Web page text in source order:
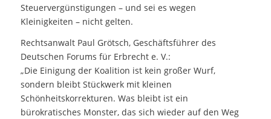
Steuervergünstigungen – und sei es wegen
Kleinigkeiten – nicht gelten.
Rechtsanwalt Paul Grötsch, Geschäftsführer des
Deutschen Forums für Erbrecht e. V.:
„Die Einigung der Koalition ist kein großer Wurf,
sondern bleibt Stückwerk mit kleinen
Schönheitskorrekturen. Was bleibt ist ein
bürokratisches Monster, das sich wieder auf den Weg